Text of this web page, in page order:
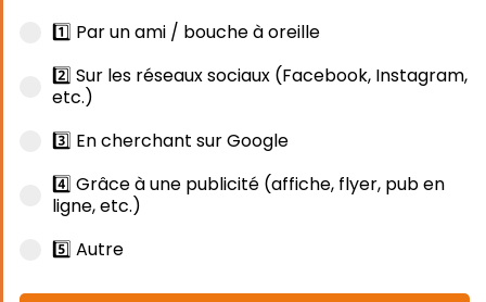
1️⃣ Par un ami / bouche à oreille
2️⃣ Sur les réseaux sociaux (Facebook, Instagram,
etc.)
3️⃣ En cherchant sur Google
4️⃣ Grâce à une publicité (affiche, flyer, pub en
ligne, etc.)
5️⃣ Autre